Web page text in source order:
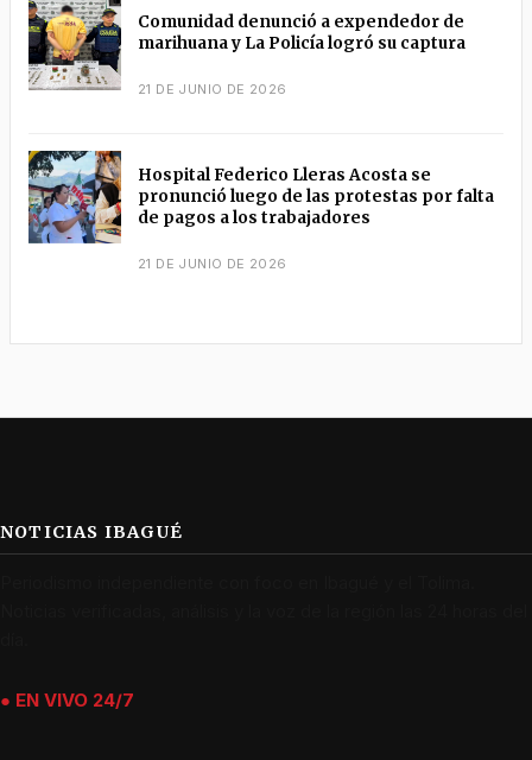
Comunidad denunció a expendedor de
marihuana y La Policía logró su captura
21 DE JUNIO DE 2026
Hospital Federico Lleras Acosta se
pronunció luego de las protestas por falta
de pagos a los trabajadores
21 DE JUNIO DE 2026
NOTICIAS IBAGUÉ
● EN VIVO 24/7